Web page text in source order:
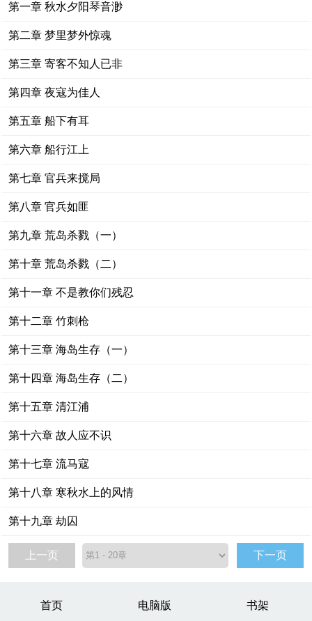
第一章 秋水夕阳琴音渺
第二章 梦里梦外惊魂
第三章 寄客不知人已非
第四章 夜寇为佳人
第五章 船下有耳
第六章 船行江上
第七章 官兵来搅局
第八章 官兵如匪
第九章 荒岛杀戮（一）
第十章 荒岛杀戮（二）
第十一章 不是教你们残忍
第十二章 竹刺枪
第十三章 海岛生存（一）
第十四章 海岛生存（二）
第十五章 清江浦
第十六章 故人应不识
第十七章 流马寇
第十八章 寒秋水上的风情
第十九章 劫囚
上一页 下一页
首页 电脑版 书架